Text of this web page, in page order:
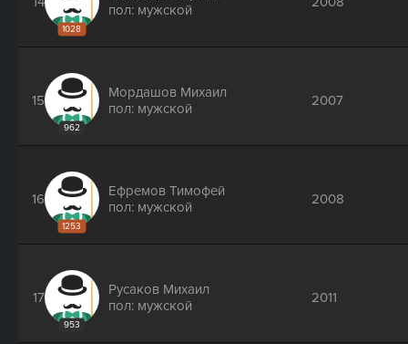
1028
пол: мужской
15
962
Мордашов Михаил
пол: мужской
2007
16
1253
Ефремов Тимофей
пол: мужской
2008
17
953
Русаков Михаил
пол: мужской
2011